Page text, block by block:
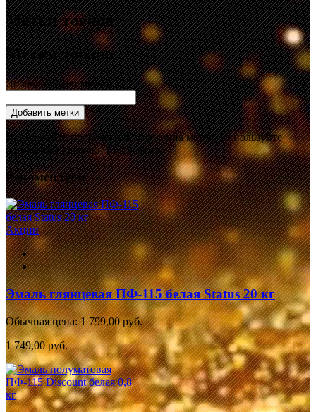
Метки товара
Метки товара
Добавьте ваши метки:
Добавить метки
Используйте пробелы для отделения меток. Используйте
одинарные кавычки (') для фраз.
Рекомендуем
Акции
Эмаль глянцевая ПФ-115 белая Status 20 кг
Обычная цена: 1 799,00 руб.
1 749,00 руб.